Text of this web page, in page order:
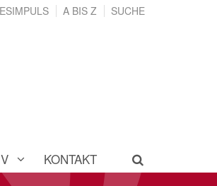
A BIS Z SUCHE
KONTAKT